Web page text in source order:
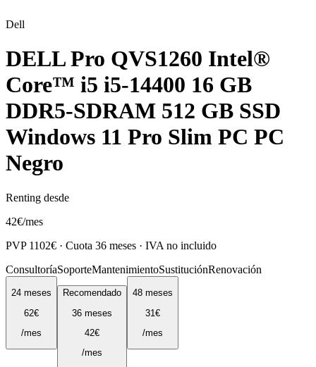
Dell
DELL Pro QVS1260 Intel®
Core™ i5 i5-14400 16 GB
DDR5-SDRAM 512 GB SSD
Windows 11 Pro Slim PC PC
Negro
Renting desde
42€/mes
PVP 1102€ · Cuota 36 meses · IVA no incluido
ConsultoríaSoporteMantenimientoSustituciónRenovación
24 meses
62€
/mes
Recomendado
36 meses
42€
/mes
48 meses
31€
/mes